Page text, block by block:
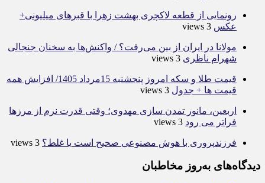
رونمایی از قطعه لاکچری بهشت زهرا با قبرهای میلیونی+
عکس 3 views
مولانا در ایران از بین می‌رفت؟ / واکنش‌ها به سخنان جنجالی
شهرام ناظری 3 views
قیمت طلا و سکه امروز پنجشنبه 15مرداد 1405/ افزایش همه
قیمت ها + جدول 3 views
اربعین، مانور تمدن سازی مهدوی؛ وقتی قدرت نرم از مرزها
فراتر می رود 3 views
فرزندپروری با هوش مصنوعی صحیح است یا غلط؟ 3 views
دیدگاه‌های به‌روز مخاطبان